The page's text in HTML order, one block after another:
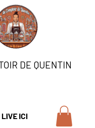
LIVE ICI
DE QUENTIN